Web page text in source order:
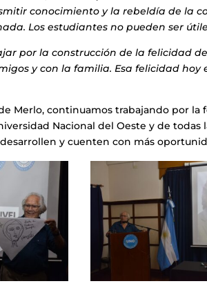
conocimiento y la rebeldía de la
Los estudiantes no pueden ser
por la construcción de la felicidad de
y con la familia. Esa felicidad hoy
Merlo, continuamos trabajando por la
Nacional del Oeste y de
y cuenten con más